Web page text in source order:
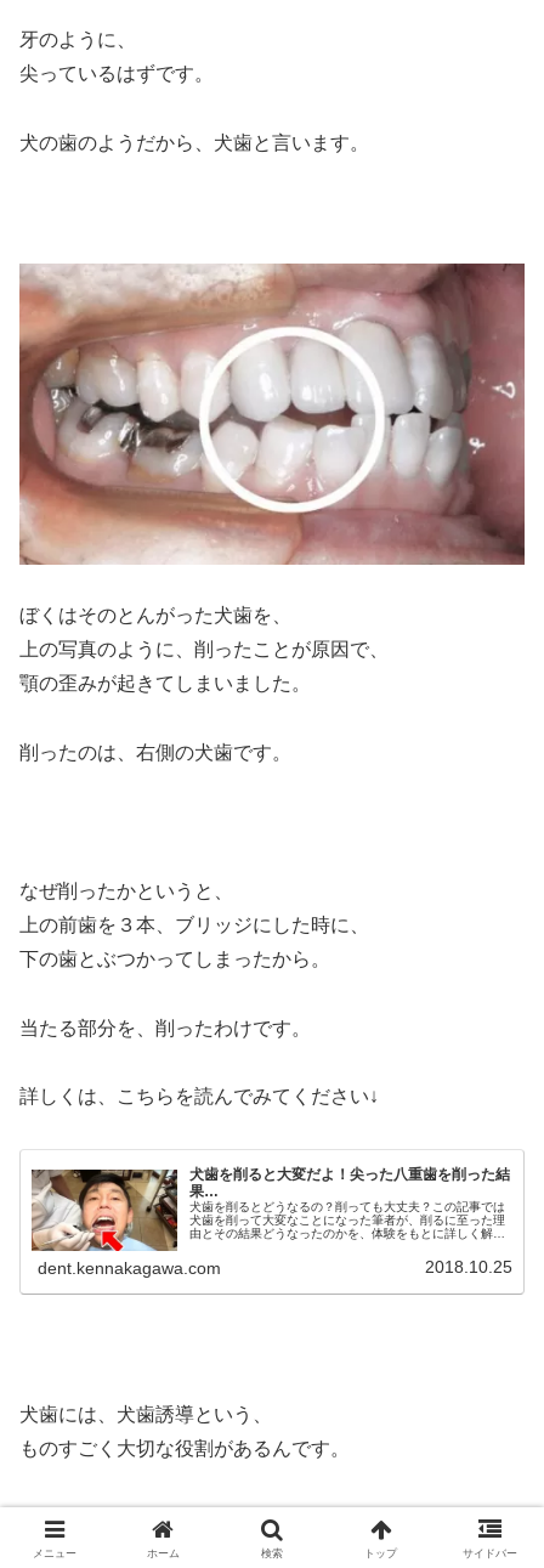
牙のように、
尖っているはずです。
犬の歯のようだから、犬歯と言います。
ぼくはそのとんがった犬歯を、
上の写真のように、削ったことが原因で、
顎の歪みが起きてしまいました。
削ったのは、右側の犬歯です。
なぜ削ったかというと、
上の前歯を３本、ブリッジにした時に、
下の歯とぶつかってしまったから。
当たる部分を、削ったわけです。
詳しくは、こちらを読んでみてください↓
犬歯を削ると大変だよ！尖った八重歯を削った結
果…
犬歯を削るとどうなるの？削っても大丈夫？この記事では
犬歯を削って大変なことになった筆者が、削るに至った理
由とその結果どうなったのかを、体験をもとに詳しく解説
dent.kennakagawa.com 2018.10.25
犬歯には、犬歯誘導という、
ものすごく大切な役割があるんです。
犬歯のとんがりが、ガイドになって、
顎の前後左右の動きを、コントロールする働きです。
メニュー ホーム 検索 トップ サイドバー